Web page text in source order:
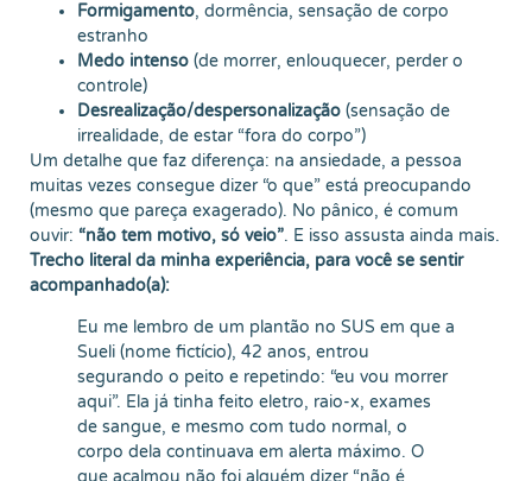
Formigamento, dormência, sensação de corpo
estranho
Medo intenso (de morrer, enlouquecer, perder o
controle)
Desrealização/despersonalização (sensação de
irrealidade, de estar “fora do corpo”)
Um detalhe que faz diferença: na ansiedade, a pessoa
muitas vezes consegue dizer “o que” está preocupando
(mesmo que pareça exagerado). No pânico, é comum
ouvir: “não tem motivo, só veio”. E isso assusta ainda mais.
Trecho literal da minha experiência, para você se sentir
acompanhado(a):
Eu me lembro de um plantão no SUS em que a
Sueli (nome fictício), 42 anos, entrou
segurando o peito e repetindo: “eu vou morrer
aqui”. Ela já tinha feito eletro, raio-x, exames
de sangue, e mesmo com tudo normal, o
corpo dela continuava em alerta máximo. O
que acalmou não foi alguém dizer “não é